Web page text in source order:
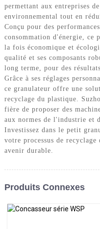
permettant aux entreprises
environnemental tout en
Conçu pour des
consommation d'énergie, ce
la fois économique et
qualité et ses composants
long terme, pour des
Grâce à ses réglages
ce granulateur offre une
recyclage du plastique.
fière de proposer des
aux normes de l'industrie et
Investissez dans le petit
votre processus de
avenir durable.
Produits Connexes